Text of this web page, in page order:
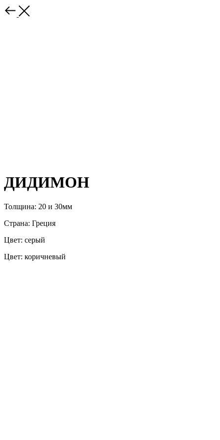
ДИДИМОН
Толщина: 20 и 30мм
Страна: Греция
Цвет: серый
Цвет: коричневый